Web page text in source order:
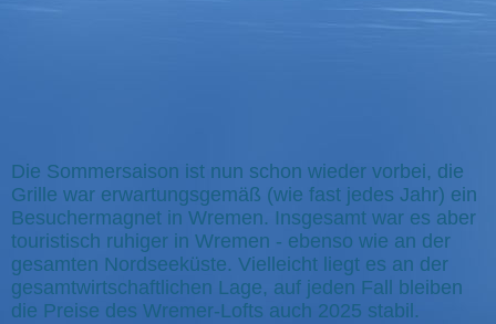
Die Sommersaison ist nun schon wieder vorbei, die
Grille war erwartungsgemäß (wie fast jedes Jahr) ein
Besuchermagnet in Wremen. Insgesamt war es aber
touristisch ruhiger in Wremen - ebenso wie an der
gesamten Nordseeküste. Vielleicht liegt es an der
gesamtwirtschaftlichen Lage, auf jeden Fall bleiben
die Preise des Wremer-Lofts auch 2025 stabil.